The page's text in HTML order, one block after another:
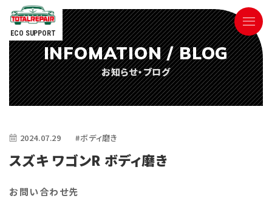
ECO SUPPORT
Tel.090-9498-3843
電話対応時間 ／ 9:00〜18:00
ごあいさつ
INFOMATION / BLOG
お知らせ・ブログ
2024.07.29 #ボディ磨き
スズキ ワゴンR ボディ磨き
お問い合わせ先